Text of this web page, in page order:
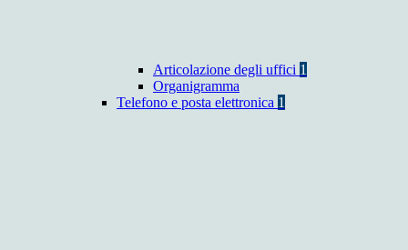
Articolazione degli uffici 1
Organigramma
Telefono e posta elettronica 1